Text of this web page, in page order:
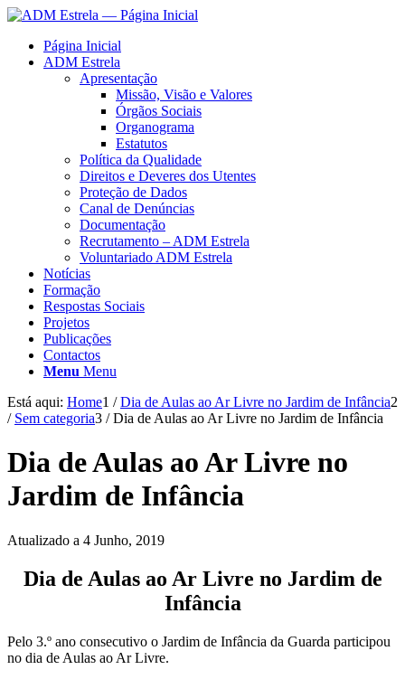
Página Inicial
ADM Estrela
Apresentação
Missão, Visão e Valores
Órgãos Sociais
Organograma
Estatutos
Política da Qualidade
Direitos e Deveres dos Utentes
Proteção de Dados
Canal de Denúncias
Documentação
Recrutamento – ADM Estrela
Voluntariado ADM Estrela
Notícias
Formação
Respostas Sociais
Projetos
Publicações
Contactos
Menu Menu
Está aqui: Home1 / Dia de Aulas ao Ar Livre no Jardim de Infância2
/ Sem categoria3 / Dia de Aulas ao Ar Livre no Jardim de Infância
Dia de Aulas ao Ar Livre no
Jardim de Infância
Atualizado a 4 Junho, 2019
Dia de Aulas ao Ar Livre no Jardim de
Infância
Pelo 3.º ano consecutivo o Jardim de Infância da Guarda participou
no dia de Aulas ao Ar Livre.